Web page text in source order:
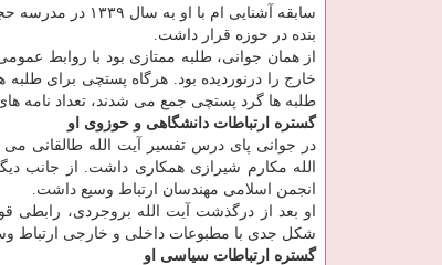
سابقه آشنایی
بنده در حوزه قرار داشت.
از همان جوانی، طلبه ممتازی بود با روابط
خارج را درنوردیده بود. هرگاه پستچی برای
طلبه ها گرد پستچی جمع می شدند، تعداد نامه
گستره ارتباطات دانشگاهی و حوزوی او
در جوانی پای درس تفسیر آیت الله طالقانی
الله مكارم شیرازی همكاری داشت. از جانب
انجمن اسلامی مهندسان ارتباط وسیع داشت.
او بعد از درگذشت آیت الله بروجردی، رابطی
شكل جدی با مطبوعات داخلی و خارجی ارتباط
گستره ارتباطات سیاسی او